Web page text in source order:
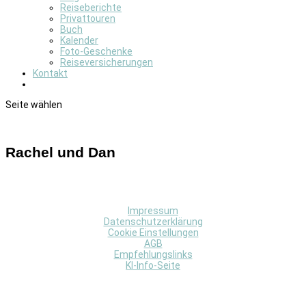
Reiseberichte
Privattouren
Buch
Kalender
Foto-Geschenke
Reiseversicherungen
Kontakt
Seite wählen
Rachel und Dan
Impressum
Datenschutzerklärung
Cookie Einstellungen
AGB
Empfehlungslinks
KI-Info-Seite